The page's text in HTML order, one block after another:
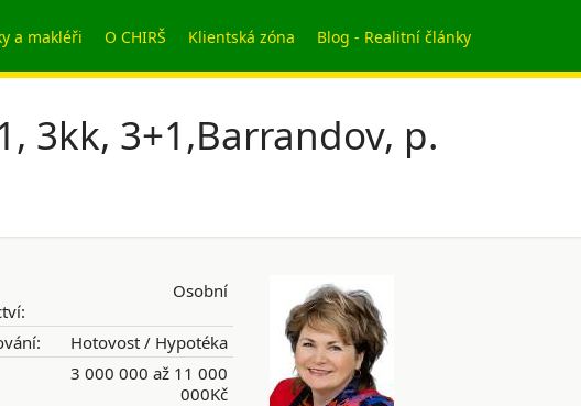
a makléři O CHIRŠ Klientská zóna Blog - Realitní články
3kk, 3+1,Barrandov, p.
Osobní
Hotovost / Hypotéka
3 000 000 až 11 000
000Kč